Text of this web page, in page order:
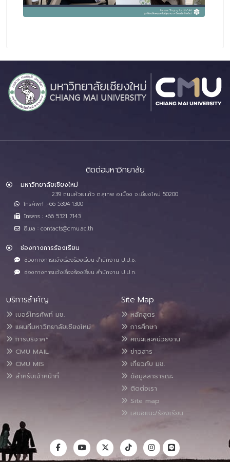
ติดต่อมหาวิทยาลัย
มหาวิทยาลัยเชียงใหม่
239 ถนนห้วยแก้ว ต.สุเทพ อ.เมือง จ.เชียงใหม่ 50200
โทรศัพท์ :+66 5394 1300
โทรสาร : +66 5321 7143
อีเมล : contacts@cmu.ac.th
ช่องทางการร้องเรียน
ช่องทางการแจ้งเรื่องร้องเรียน สำนักงาน ป.ป.ช.
ช่องทางการแจ้งเรื่องร้องเรียน สำนักงาน ป.ป.ท.
บริการสำคัญ
เบอร์โทรศัพท์ มช.
แผนที่มหาวิทยาลัยเชียงใหม่
การบริจาค*
CMU MAIL
CMU MIS
สำหรับเจ้าหน้าที่
Site Map
หลักสูตร
การศึกษา
คณะและหน่วยงาน
ข่าวสาร
เกี่ยวกับ มช.
ข้อมูลสาธารณะ
ติดต่อเรา
Site map
เสนอแนะ/ร้องเรียน